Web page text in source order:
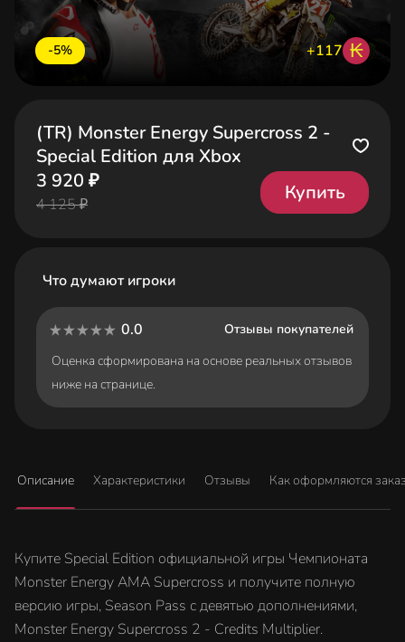
-5% +117 ₭
(TR) Monster Energy Supercross 2 -
Special Edition для Xbox
3 920 ₽
4 125 ₽
Купить
Что думают игроки
0.0
Отзывы покупателей
Оценка сформирована на основе реальных отзывов
ниже на странице.
Описание Характеристики Отзывы Как оформляются
Купите Special Edition официальной игры Чемпионата
Monster Energy AMA Supercross и получите полную
версию игры, Season Pass с девятью дополнениями,
Monster Energy Supercross 2 - Credits Multiplier.